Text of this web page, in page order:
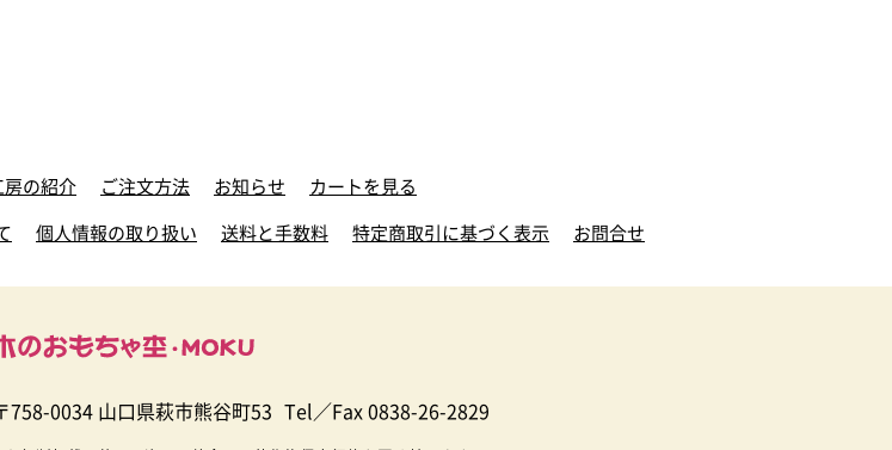
房の紹介 ご注文方法 お知らせ
カートを見る
個人情報の取り扱い 送料と手数料 特定商取引に基づく表示 お問合せ
758-0034 山口県萩市熊谷町53 Tel／Fax 0838-26-2829